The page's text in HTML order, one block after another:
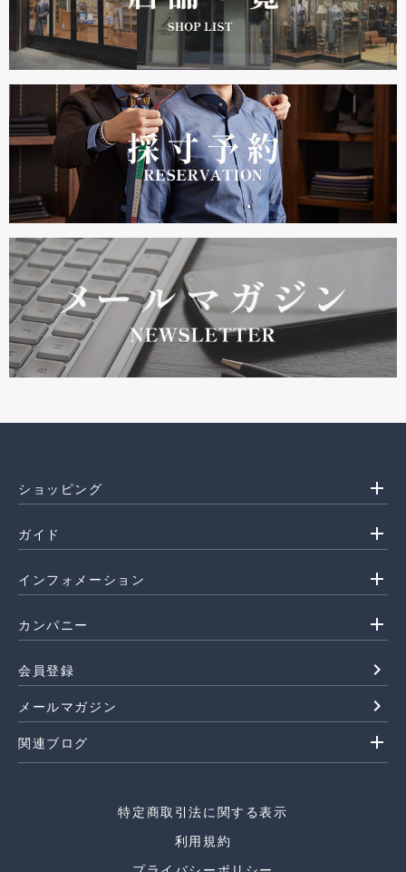
ショッピング add
ガイド add
インフォメーション add
カンパニー add
会員登録 navigate_next
メールマガジン navigate_next
関連ブログ add
特定商取引法に関する表示
利用規約